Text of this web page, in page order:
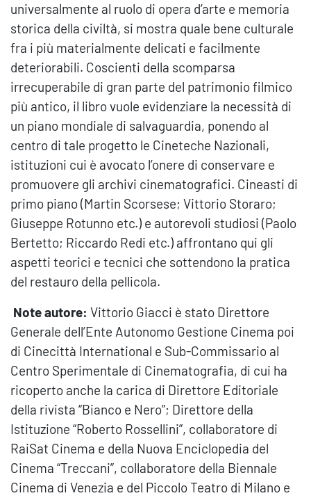
universalmente al ruolo di opera d’arte e memoria
storica della civiltà, si mostra quale bene culturale
fra i più materialmente delicati e facilmente
deteriorabili. Coscienti della scomparsa
irrecuperabile di gran parte del patrimonio filmico
più antico, il libro vuole evidenziare la necessità di
un piano mondiale di salvaguardia, ponendo al
centro di tale progetto le Cineteche Nazionali,
istituzioni cui è avocato l’onere di conservare e
promuovere gli archivi cinematografici. Cineasti di
primo piano (Martin Scorsese; Vittorio Storaro;
Giuseppe Rotunno etc.) e autorevoli studiosi (Paolo
Bertetto; Riccardo Redi etc.) affrontano qui gli
aspetti teorici e tecnici che sottendono la pratica
del restauro della pellicola.
Note autore: Vittorio Giacci è stato Direttore
Generale dell’Ente Autonomo Gestione Cinema poi
di Cinecittà International e Sub-Commissario al
Centro Sperimentale di Cinematografia, di cui ha
ricoperto anche la carica di Direttore Editoriale
della rivista “Bianco e Nero”; Direttore della
Istituzione “Roberto Rossellini”, collaboratore di
RaiSat Cinema e della Nuova Enciclopedia del
Cinema “Treccani”, collaboratore della Biennale
Cinema di Venezia e del Piccolo Teatro di Milano e